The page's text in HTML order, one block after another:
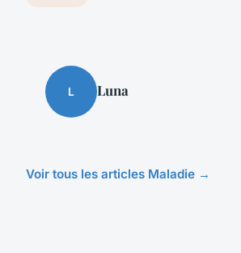
L Luna
Voir tous les articles Maladie →